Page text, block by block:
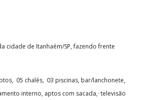
cidade de Itanhaém/SP, fazendo frente
05 chalés, 03 piscinas, bar/lanchonete,
interno, aptos com sacada,· televisão